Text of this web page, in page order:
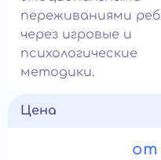
переживаниями
через игровые и
психологические
методики.
Цена
от